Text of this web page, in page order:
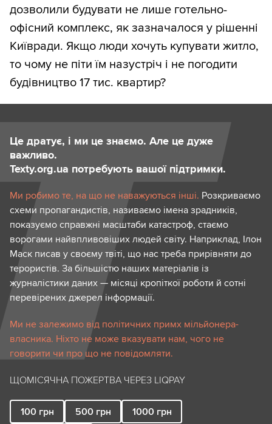
дозволили будувати не лише готельно-
офісний комплекс, як зазначалося у рішенні
Київради. Якщо люди хочуть купувати житло,
то чому не піти їм назустріч і не погодити
будівництво 17 тис. квартир?
Це дратує, і ми це знаємо. Але це дуже
важливо.
Texty.org.ua потребують вашої підтримки.
Ми робимо те, на що не наважуються інші. Розкриваємо
схеми пропагандистів, називаємо імена зрадників,
показуємо справжні масштаби катастроф, стаємо
ворогами найвпливовіших людей світу. Наприклад, Ілон
Маск писав у своєму твіті, що нас треба прирівняти до
терористів. За більшістю наших матеріалів із
журналістики даних — місяці кропіткої роботи й сотні
перевірених джерел інформації.
Ми не залежимо від політичних примх мільйонера-
власника. Ніхто не може вказувати нам, чого не
говорити чи про що не повідомляти.
ЩОМІСЯЧНА ПОЖЕРТВА ЧЕРЕЗ LIQPAY
100 грн 500 грн 1000 грн